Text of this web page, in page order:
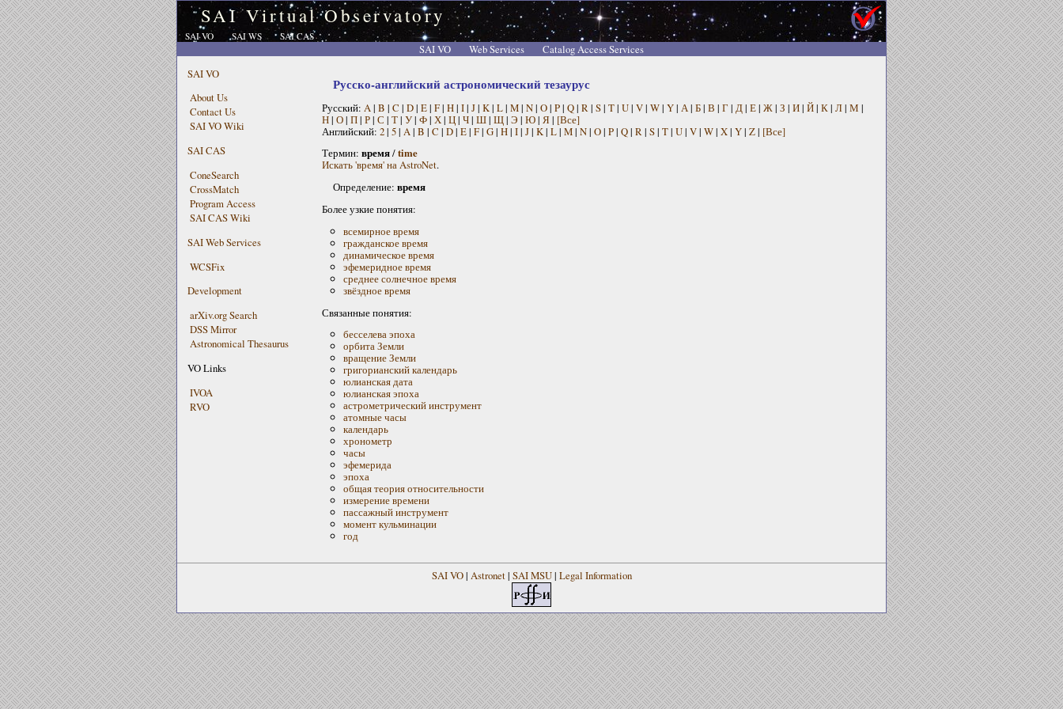
SAI Virtual Observatory
SAI VO SAI WS SAI CAS
SAI VO Web Services
Catalog Access Services
SAI VO
About Us
Contact Us
SAI VO Wiki
SAI CAS
ConeSearch
CrossMatch
Program Access
SAI CAS Wiki
SAI Web Services
WCSFix
Development
arXiv.org Search
DSS Mirror
Astronomical Thesaurus
VO Links
IVOA
RVO
Русско-английский астрономический тезаурус
Русский: A | B | C | D| E| F| H| I| J| K| L| M| N| O| P| Q| R | S| T| U| V| W| Y| А | Б| В | Г | Д| Е| Ж| З | И| Й| К| Л| М |
Н| О| П| Р| С | Т| У| Ф| Х| Ц| Ч| Ш| Щ| Э | Ю| Я| [Все]
Английский: 2| 5| A | B | C | D| E| F| G| H| I| J| K| L| M| N| O| P| Q| R | S| T| U| V| W| X| Y| Z| [Все]
Термин: время/time
Искать 'время' на AstroNet.
Определение: время
Более узкие понятия:
всемирное время
гражданское время
динамическое время
эфемеридное время
среднее солнечное время
звёздное время
Связанные понятия:
бесселева эпоха
орбита Земли
вращение Земли
григорианский календарь
юлианская дата
юлианская эпоха
астрометрический инструмент
атомные часы
календарь
хронометр
часы
эфемерида
эпоха
общая теория относительности
измерение времени
пассажный инструмент
момент кульминации
год
SAI VO| Astronet| SAI MSU| Legal Information